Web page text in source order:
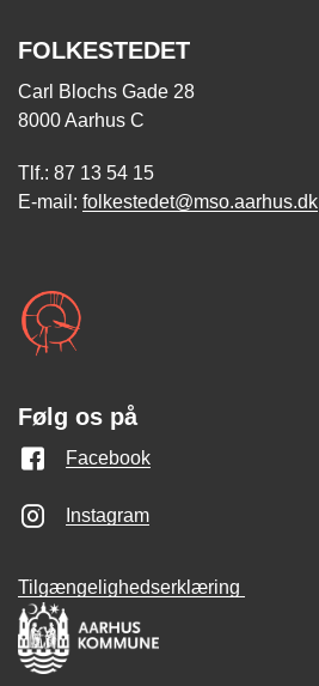
FOLKESTEDET
Carl Blochs Gade 28
8000 Aarhus C
Tlf.: 87 13 54 15
E-mail: folkestedet@mso.aarhus.dk
Følg os på
Facebook
Instagram
Tilgængelighedserklæring